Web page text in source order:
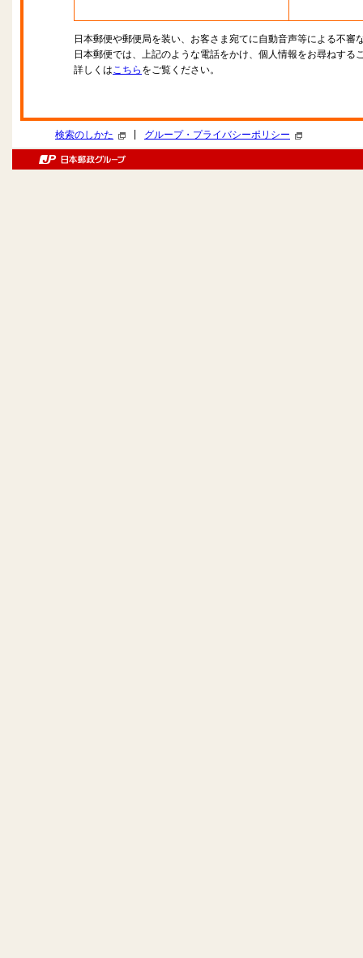
日本郵便や郵便局を装い、お客さま宛てに自動音声等による不審
日本郵便では、上記のような電話をかけ、個人情報をお尋ねする
詳しくはこちら をご覧ください。
検索のしかた グループ・プライバシーポリシー